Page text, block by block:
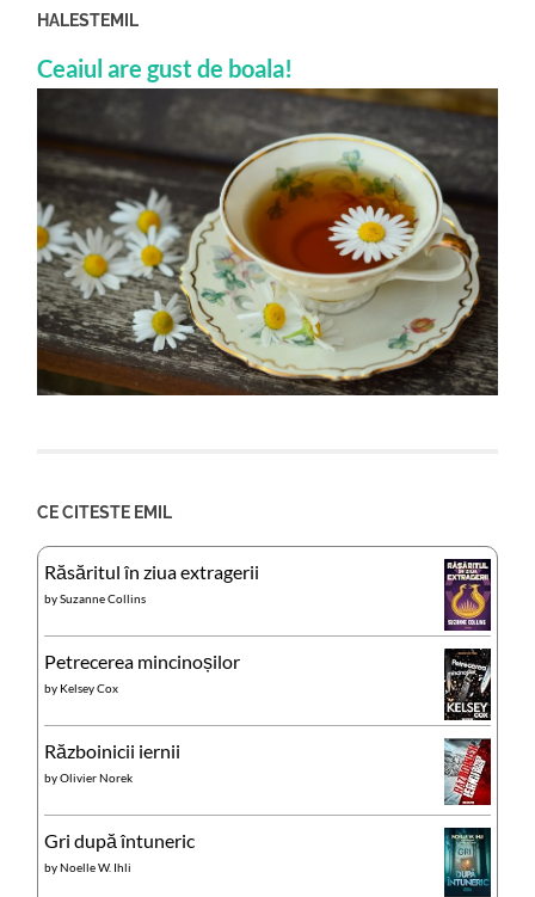
HALESTEMIL
Ceaiul are gust de boala!
CE CITESTE EMIL
Răsăritul în ziua extragerii
bySuzanne Collins
Petrecerea mincinoșilor
by Kelsey Cox
Războinicii iernii
byOlivier Norek
Gri după întuneric
byNoelle W. Ihli